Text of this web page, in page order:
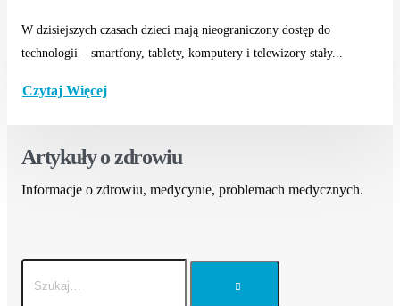
W dzisiejszych czasach dzieci mają nieograniczony dostęp do
technologii – smartfony, tablety, komputery i telewizory stały...
Czytaj Więcej
Artykuły o zdrowiu
Informacje o zdrowiu, medycynie, problemach medycznych.